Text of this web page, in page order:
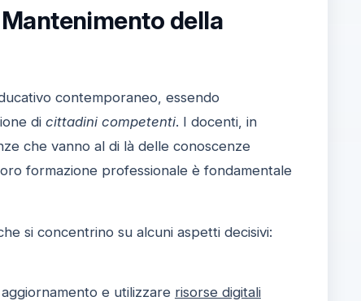
della
contemporaneo, essendo
di cittadini competenti. I docenti, in
che vanno al di là delle conoscenze
formazione professionale è fondamentale
si concentrino su alcuni aspetti decisivi:
e utilizzare risorse digitali